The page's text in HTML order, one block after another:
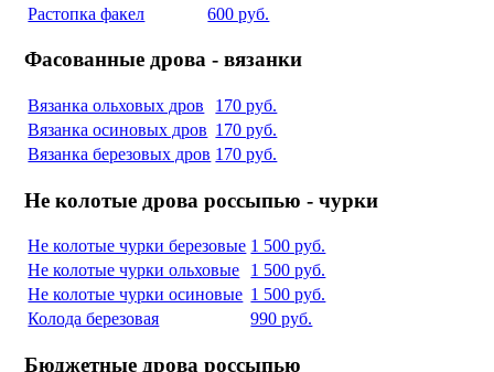
Растопка факел
600 руб.
Фасованные дрова - вязанки
Вязанка ольховых дров
170 руб.
Вязанка осиновых дров 170 руб.
Вязанка березовых дров 170 руб.
Не колотые дрова россыпью - чурки
Не колотые чурки березовые 1 500 руб.
Не колотые чурки ольховые
1 500 руб.
Не колотые чурки осиновые 1 500 руб.
Колода березовая
990 руб.
Бюджетные дрова россыпью